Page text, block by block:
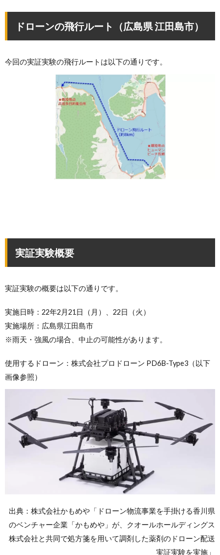
ドローンの飛行ルート（広島県 江田島市）
今回の実証実験の飛行ルートは以下の通りです。
実証実験概要
実証実験の概要は以下の通りです。
実施日時：22年2月21日（月）、22日（火）
実施場所：広島県江田島市
※雨天・強風の場合、中止の可能性があります。
使用するドローン：株式会社プロドローン PD6B-Type3（以下
画像参照）
出典：株式会社かもめや「ドローン物流事業を手掛ける香川県
のベンチャー企業「かもめや」が、クオールホールディングス
株式会社と共同で処方箋を用いて調剤した薬剤のドローン配送
実証実験を実施」